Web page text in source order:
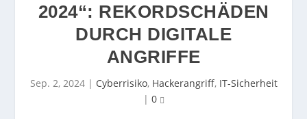
2024“: REKORDSCHÄDEN
DURCH DIGITALE
ANGRIFFE
Sep. 2, 2024| Cyberrisiko, Hackerangriff, IT-Sicherheit
| 0